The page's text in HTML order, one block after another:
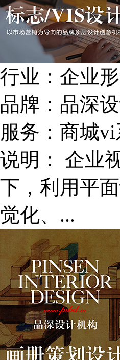
行业： 企业
品牌： 品深
服务： 商城vi
说明：
企业
下，利用平
觉化、...